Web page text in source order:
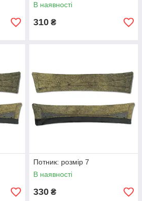
В наявності
310 ₴
Потник: розмір 7
В наявності
330 ₴